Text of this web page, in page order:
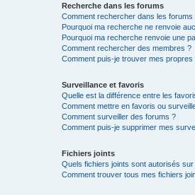
Recherche dans les forums
Comment rechercher dans les forums
Pourquoi ma recherche ne renvoie
Pourquoi ma recherche renvoie une
Comment rechercher des membres ?
Comment puis-je trouver mes
Surveillance et favoris
Quelle est la différence entre les
Comment mettre en favoris ou
Comment surveiller des forums ?
Comment puis-je supprimer mes
Fichiers joints
Quels fichiers joints sont autorisés
Comment trouver tous mes fichiers